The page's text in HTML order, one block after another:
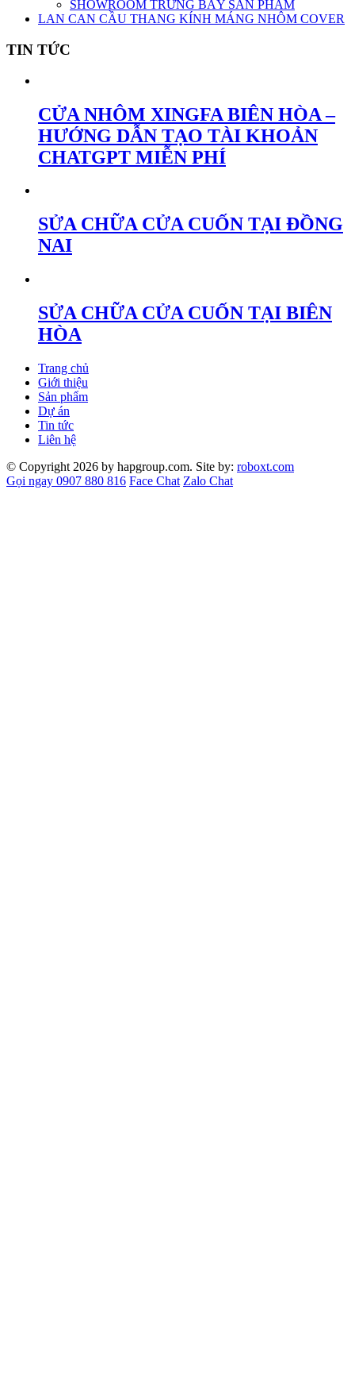
SHOWROOM TRƯNG BÀY SẢN PHẨM
LAN CAN CẦU THANG KÍNH MÁNG NHÔM COVER
TIN TỨC
CỬA NHÔM XINGFA BIÊN HÒA –
HƯỚNG DẪN TẠO TÀI KHOẢN
CHATGPT MIỄN PHÍ
SỬA CHỮA CỬA CUỐN TẠI ĐỒNG
NAI
SỬA CHỮA CỬA CUỐN TẠI BIÊN
HÒA
Trang chủ
Giới thiệu
Sản phẩm
Dự án
Tin tức
Liên hệ
© Copyright 2026 by hapgroup.com. Site by: roboxt.com
Gọi ngay 0907 880 816 Face Chat Zalo Chat